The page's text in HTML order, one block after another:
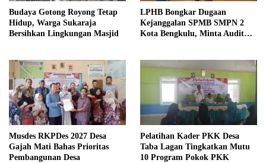
Budaya Gotong Royong Tetap
Hidup, Warga Sukaraja
Bersihkan Lingkungan Masjid
LPHB Bongkar Dugaan
Kejanggalan SPMB SMPN 2
Kota Bengkulu, Minta Audit
Musdes RKPDes 2027 Desa
Gajah Mati Bahas Prioritas
Pembangunan Desa
Pelatihan Kader PKK Desa
Taba Lagan Tingkatkan Mutu
10 Program Pokok PKK